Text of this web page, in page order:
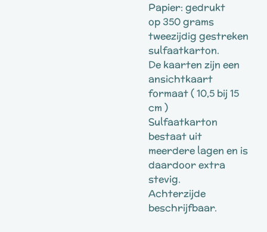
Papier: gedrukt
op 350 grams
tweezijdig gestreken
sulfaatkarton.
De kaarten zijn een
ansichtkaart
formaat ( 10,5 bij 15
cm )
Sulfaatkarton
bestaat uit
meerdere lagen en is
daardoor extra
stevig.
Achterzijde
beschrijfbaar.